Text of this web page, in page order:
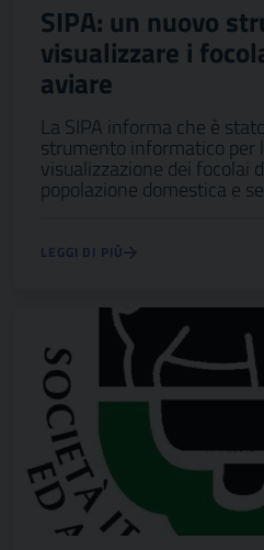
SIPA: un nuovo
visualizzare i
aviare
La SIPA informa che è
strumento informatico per
visualizzazione dei focolai
popolazione domestica e
LEGGI DI PIÙ